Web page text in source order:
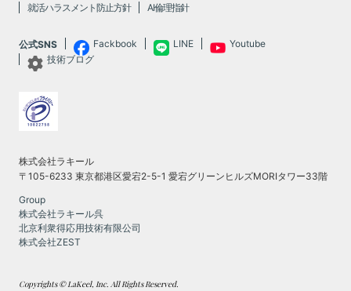
就活ハラスメント防止方針
AI倫理指針
公式SNS Fackbook LINE
Youtube
技術ブログ
株式会社ラキール
〒105-6233 東京都港区愛宕2-5-1 愛宕グリーンヒルズMORIタワー33階
Group
株式会社ラキール呉
北京利衆得応用技術有限公司
株式会社ZEST
Copyrights © LaKeel, Inc. All Rights Reserved.